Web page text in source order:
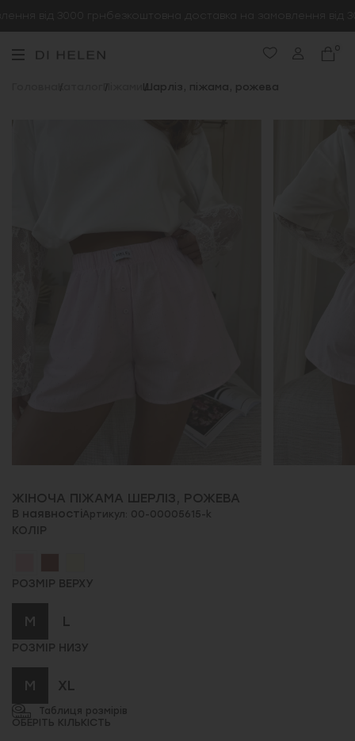
від 3000 грн безкоштовна доставка на замовлення від
0
Каталог Піжами Шарліз, піжама, рожева
ЖІНОЧА ПІЖАМА ШЕРЛІЗ, РОЖЕВА
В наявностіАртикул: 00-00005615-k
КОЛІР
РОЗМІР ВЕРХУ
M L
РОЗМІР НИЗУ
M XL
Таблиця розмірів
ОБЕРІТЬ КІЛЬКІСТЬ